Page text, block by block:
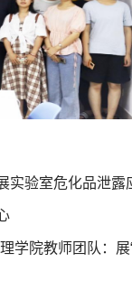
实验室危化品泄露
院教师团队：展